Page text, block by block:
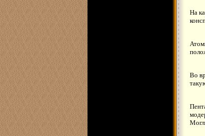
На
Во